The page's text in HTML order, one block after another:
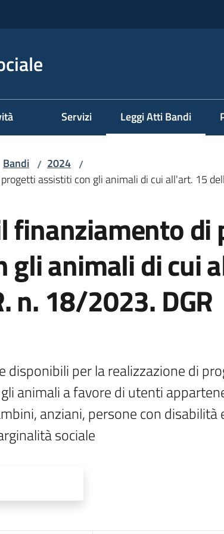
Servizi Leggi Atti Bandi
Menu selezionato
Bandi / 2024 /
assistiti con gli animali di cui all'art. 15
finanziamento
gli animali di cui
n. 18/2023. DGR
disponibili per la realizzazione di
animali a favore di utenti
anziani, persone con disabilità
sociale